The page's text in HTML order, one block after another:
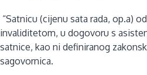
“Satnicu (cijenu sata rada, op.a)
invaliditetom, u dogovoru s
satnice, kao ni definiranog
sagovornica.